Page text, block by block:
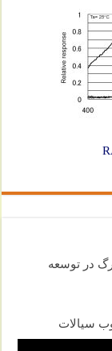
در توسعه
سیالات